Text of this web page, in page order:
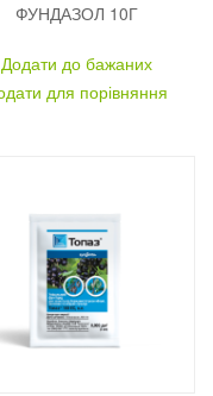
ФУНДАЗОЛ 10Г
Додати до бажаних
для порівняння